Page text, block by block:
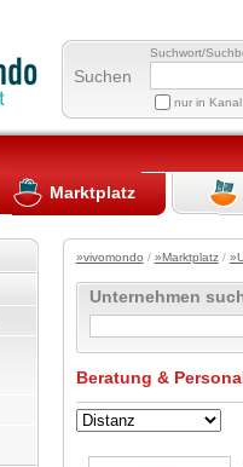
Suchen
Suchwort/
nur in
Marktplatz
»vivomondo / »Marktplatz/
Unternehmen
Beratung &